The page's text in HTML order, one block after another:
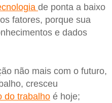
de ponta a baixo
fatores, porque sua
e dados
não mais com o futuro,
cresceu
do trabalho é hoje;